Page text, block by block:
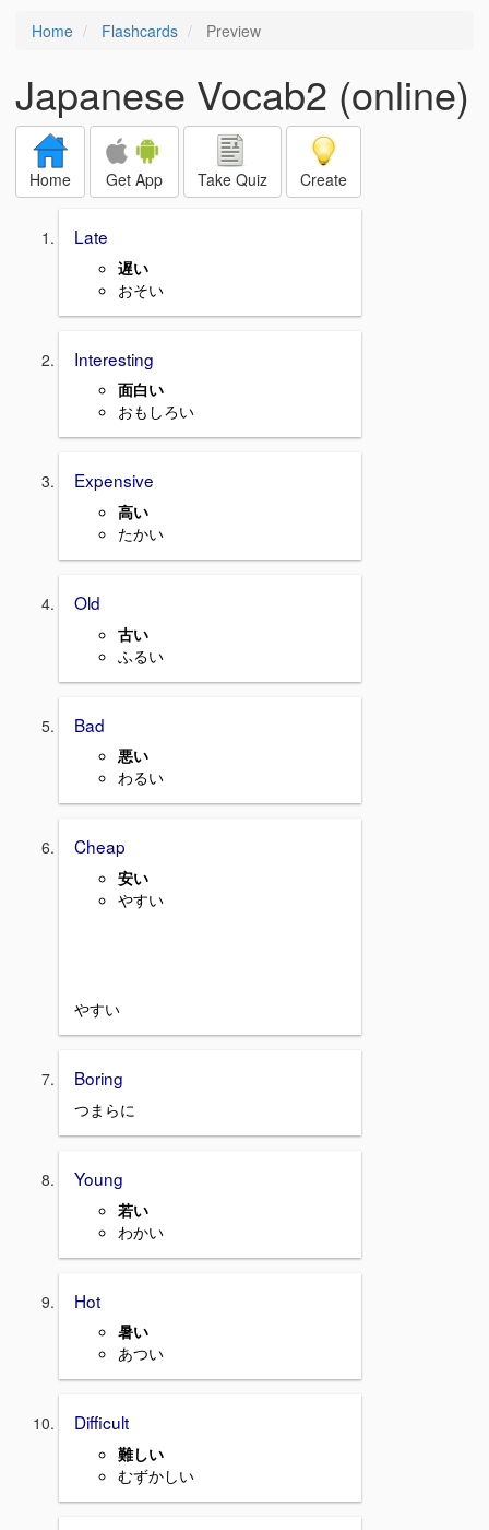
Home Flashcards Preview
Japanese Vocab2 (online)
Home Get App Take Quiz Create
Late
遅い
おそい
Interesting
面白い
おもしろい
Expensive
高い
たかい
Old
古い
ふるい
Bad
悪い
わるい
Cheap
安い
やすい
やすい
Boring
つまらに
Young
若い
わかい
Hot
暑い
あつい
Difficult
難しい
むずかしい